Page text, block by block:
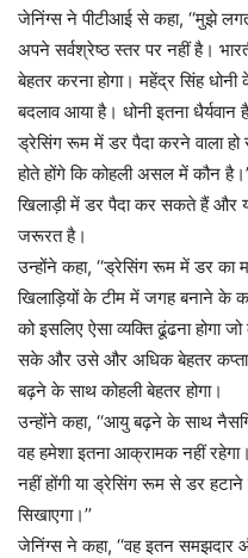
जेनिंग्स ने पीटीआई से कहा, ‘‘मुझे
अपने सर्वश्रेष्ठ स्तर पर नहीं है।
बेहतर करना होगा। महेंद्र सिंह
बदलाव आया है। धोनी इतना
ड्रेसिंग रूम में डर पैदा करने वाला
होते होंगे कि कोहली असल में कौन
खिलाड़ी में डर पैदा कर सकते हैं और
जरूरत है।
उन्होंने कहा, ‘‘ड्रेसिंग रूम में डर का
खिलाड़ियों के टीम में जगह बनाने के
को इसलिए ऐसा व्यक्ति ढूंढना होगा
सके और उसे और अधिक बेहतर
बढ़ने के साथ कोहली बेहतर होगा।
उन्होंने कहा, ‘‘आयु बढ़ने के साथ
वह हमेशा इतना आक्रामक नहीं
नहीं होंगी या ड्रेसिंग रूम से डर
सिखाएगा।’’
जेनिंग्स ने कहा, ‘‘वह इतन समझदार